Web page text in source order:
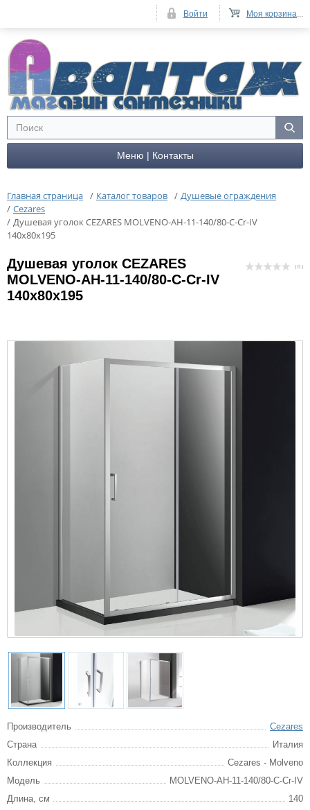
Меню | Контакты
Главная страница / Каталог товаров / Душевые ограждения
/ Cezares
/ Душевая уголок CEZARES MOLVENO-AH-11-140/80-C-Cr-IV
140x80x195
Душевая уголок CEZARES
MOLVENO-AH-11-140/80-C-Cr-IV
140x80x195
( 0 )
Производитель
Cezares
Страна
Италия
Коллекция
Cezares - Molveno
Модель
MOLVENO-AH-11-140/80-C-Cr-IV
Длина, см
140
Моя корзина...
Войти